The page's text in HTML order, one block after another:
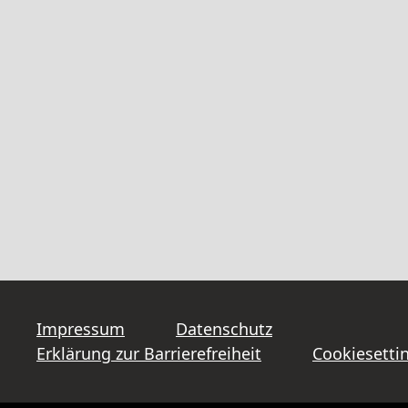
Impressum
Datenschutz
Erklärung zur Barrierefreiheit